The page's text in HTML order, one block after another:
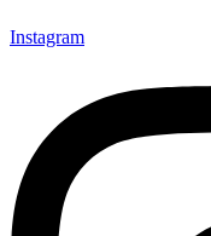
Instagram